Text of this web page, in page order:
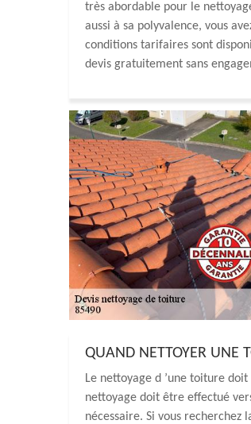
très abordable pour le
aussi à sa polyvalence, vous
conditions tarifaires sont
devis gratuitement sans
QUAND NETTOYER UNE
Le nettoyage d ’une toiture
nettoyage doit être effectué
nécessaire. Si vous